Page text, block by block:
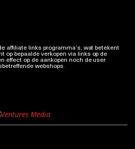
affiliate links programma’s, wat betekent
op bepaalde verkopen via links op de
effect op de aankopen noch de user
webshops.